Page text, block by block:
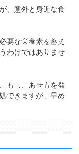
、意外と身近な食
要な栄養素を蓄え
わけではありませ
もし、あせもを発
できますが、早め